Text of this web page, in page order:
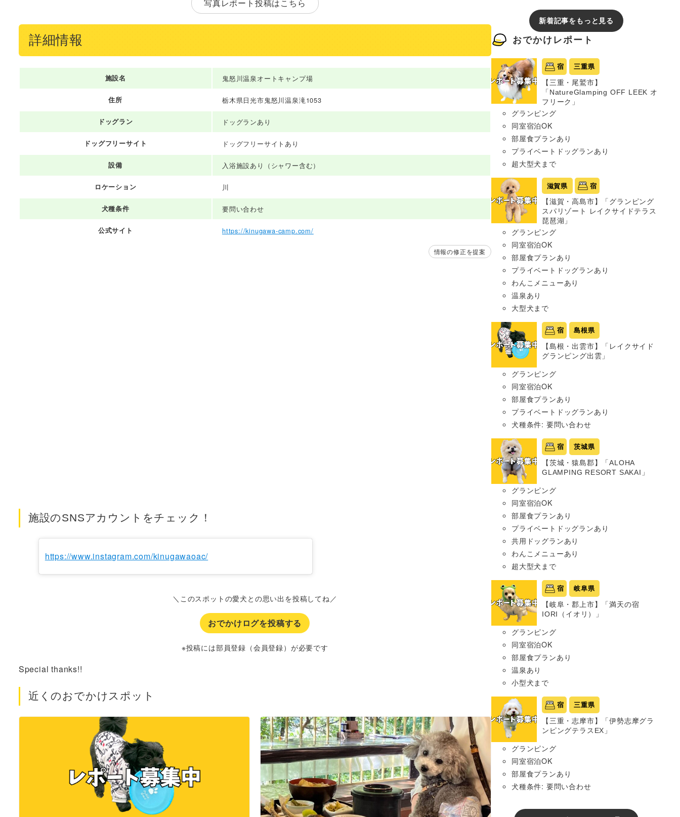
写真レポート投稿はこちら
詳細情報
施設名 鬼怒川温泉オートキャンプ場
住所 栃木県日光市鬼怒川温泉滝1053
ドッグラン ドッグランあり
ドッグフリーサイト ドッグフリーサイトあり
設備 入浴施設あり（シャワー含む）
ロケーション 川
犬種条件 要問い合わせ
公式サイト https://kinugawa-camp.com/
情報の修正を提案
施設のSNSアカウントをチェック！
https://www.instagram.com/kinugawaoac/
＼このスポットの愛犬との思い出を投稿してね／
おでかけログを投稿する
※投稿には部員登録（会員登録）が必要です
Special thanks!!
近くのおでかけスポット
新着記事をもっと見る
おでかけレポート
宿 三重県
【三重・尾鷲市】
「NatureGlamping OFF LEEK オ
フリーク」
グランピング
同室宿泊OK
部屋食プランあり
プライベートドッグランあり
超大型犬まで
滋賀県 宿
【滋賀・高島市】「グランピング
スパリゾート レイクサイドテラス
琵琶湖」
グランピング
同室宿泊OK
部屋食プランあり
プライベートドッグランあり
わんこメニューあり
温泉あり
大型犬まで
宿 島根県
【島根・出雲市】「レイクサイド
グランピング出雲」
グランピング
同室宿泊OK
部屋食プランあり
プライベートドッグランあり
犬種条件: 要問い合わせ
宿 茨城県
【茨城・猿島郡】「ALOHA
GLAMPING RESORT SAKAI」
グランピング
同室宿泊OK
部屋食プランあり
プライベートドッグランあり
共用ドッグランあり
わんこメニューあり
超大型犬まで
宿 岐阜県
【岐阜・郡上市】「満天の宿
IORI（イオリ）」
グランピング
同室宿泊OK
部屋食プランあり
温泉あり
小型犬まで
宿 三重県
【三重・志摩市】「伊勢志摩グラ
ンピングテラスEX」
グランピング
同室宿泊OK
部屋食プランあり
犬種条件: 要問い合わせ